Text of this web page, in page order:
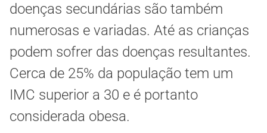
doenças secundárias são também
numerosas e variadas. Até as crianças
podem sofrer das doenças resultantes.
Cerca de 25% da população tem um
IMC superior a 30 e é portanto
considerada obesa.